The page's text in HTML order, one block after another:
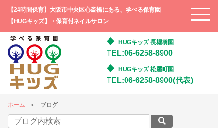
【24時間保育】大阪市中央区心斎橋にある、学べる保育園
【HUGキッズ】・保育付ネイルサロン
HUGキッズ 長堀橋園
TEL:06-6258-8900
HUGキッズ 松屋町園
TEL:06-6258-8900(代表)
ホーム ブログ